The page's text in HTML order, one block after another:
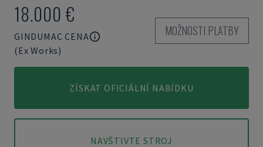
18.000 €
GINDUMAC CENA
(Ex Works)
MOŽNOSTI PLATBY
ZÍSKAT OFICIÁLNÍ NABÍDKU
NAVŠTIVTE STROJ